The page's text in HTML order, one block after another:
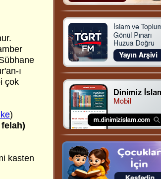
ı
çok
)
kasten